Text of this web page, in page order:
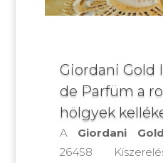
Giordani Gold
de Parfüm a
hölgyek
A Giordani
26458